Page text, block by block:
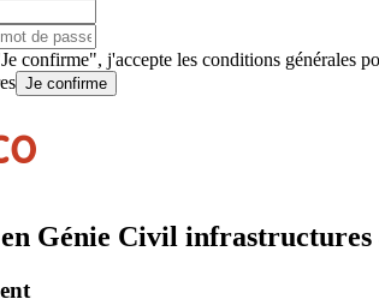
confirme", j'accepte les conditions générales
Je confirme
Génie Civil